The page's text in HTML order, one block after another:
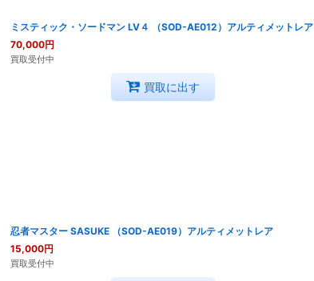
ミスティック・ソードマン LV４ （SOD-AE012）アルティメットレア
70,000円
買取受付中
買取に出す
忍者マスター SASUKE （SOD-AE019）アルティメットレア
15,000円
買取受付中